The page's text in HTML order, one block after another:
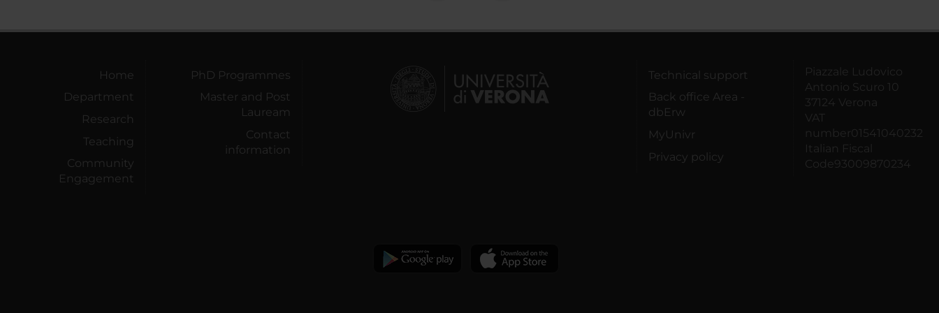
Home
Department
Research
Teaching
Community
Engagement
PhD Programmes
Master and Post
Lauream
Contact
information
Technical support
Back office Area -
dbErw
MyUnivr
Privacy policy
Piazzale Ludovico
Antonio Scuro 10
37124 Verona
VAT
number01541040232
Italian Fiscal
Code93009870234